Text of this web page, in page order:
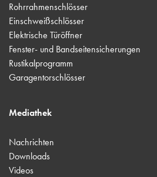
Rohrrahmenschlösser
Einschweißschlösser
Elektrische Türöffner
Fenster- und Bandseitensicherungen
Rustikalprogramm
Garagentorschlösser
Mediathek
Nachrichten
Downloads
Videos